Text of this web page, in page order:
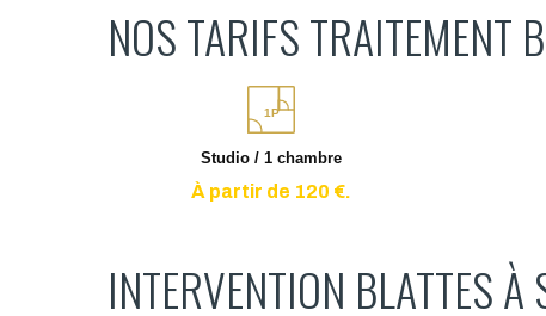
NOS TARIFS TRAITEMENT
1P
Studio / 1 chambre
À partir de 120 €.
INTERVENTION BLATTES